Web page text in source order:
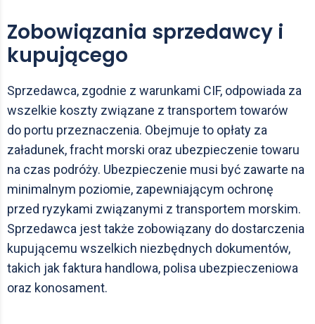
Zobowiązania sprzedawcy i
kupującego
Sprzedawca, zgodnie z warunkami CIF, odpowiada za
wszelkie koszty związane z transportem towarów
do portu przeznaczenia. Obejmuje to opłaty za
załadunek, fracht morski oraz ubezpieczenie towaru
na czas podróży. Ubezpieczenie musi być zawarte na
minimalnym poziomie, zapewniającym ochronę
przed ryzykami związanymi z transportem morskim.
Sprzedawca jest także zobowiązany do dostarczenia
kupującemu wszelkich niezbędnych dokumentów,
takich jak faktura handlowa, polisa ubezpieczeniowa
oraz konosament.